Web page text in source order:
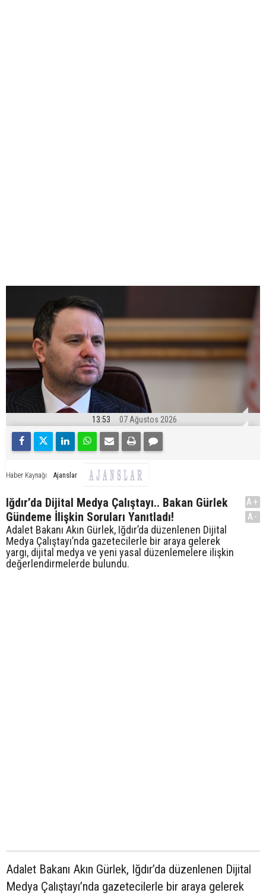
13:53 07 Ağustos 2026
Haber Kaynağı Ajanslar
Iğdır’da Dijital Medya Çalıştayı.. Bakan Gürlek
Gündeme İlişkin Soruları Yanıtladı!
Adalet Bakanı Akın Gürlek, Iğdır’da düzenlenen Dijital
Medya Çalıştayı’nda gazetecilerle bir araya gelerek
yargı, dijital medya ve yeni yasal düzenlemelere ilişkin
değerlendirmelerde bulundu.
A+
A-
Adalet Bakanı Akın Gürlek, Iğdır’da düzenlenen Dijital
Medya Çalıştayı’nda gazetecilerle bir araya gelerek